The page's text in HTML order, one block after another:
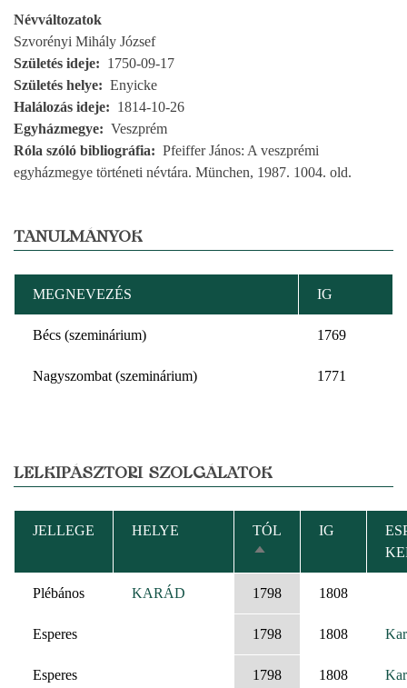
Névváltozatok
Szvorényi Mihály József
Születés ideje
1750-09-17
Születés helye
Enyicke
Halálozás ideje
1814-10-26
Egyházmegye
Veszprém
Róla szóló bibliográfia
Pfeiffer János: A veszprémi
egyházmegye történeti névtára. München, 1987. 1004. old.
TANULMÁNYOK
MEGNEVEZÉS IG
Bécs (szeminárium) 1769
Nagyszombat (szeminárium) 1771
LELKIPÁSZTORI SZOLGÁLATOK
JELLEGE HELYE
TÓL
CSÖKKENŐ
RENDEZÉS
IG
Plébános KARÁD 1798 1808
Esperes 1798 1808
Esperes 1798 1808